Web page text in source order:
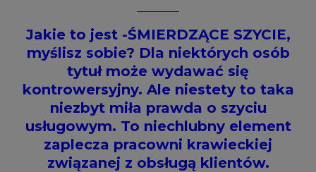
Jakie to jest -ŚMIERDZĄCE SZYCIE,
myślisz sobie? Dla niektórych osób
tytuł może wydawać się
kontrowersyjny. Ale niestety to taka
niezbyt miła prawda o szyciu
usługowym. To niechlubny element
zaplecza pracowni krawieckiej
związanej z obsługą klientów.